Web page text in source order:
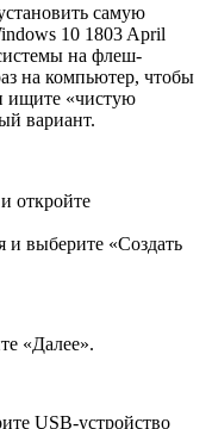
самую
10 1803 April
на флеш-
на компьютер, чтобы
ищите «чистую
вариант.
откройте
и выберите «Создать
«Далее».
USB-устройство